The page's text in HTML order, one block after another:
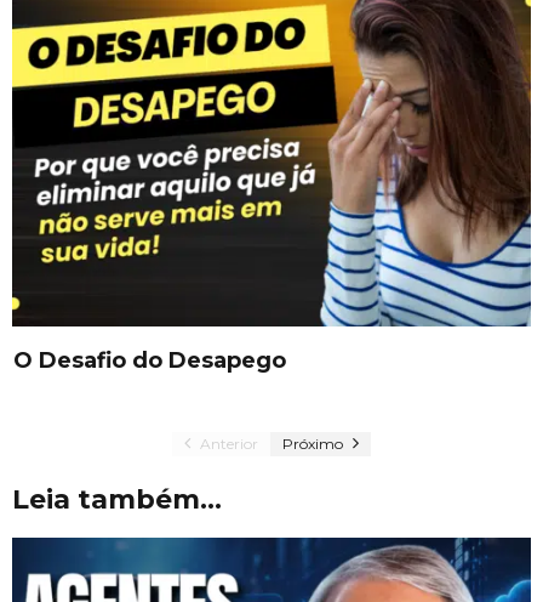
O Desafio do Desapego
Anterior Próximo
Leia também...